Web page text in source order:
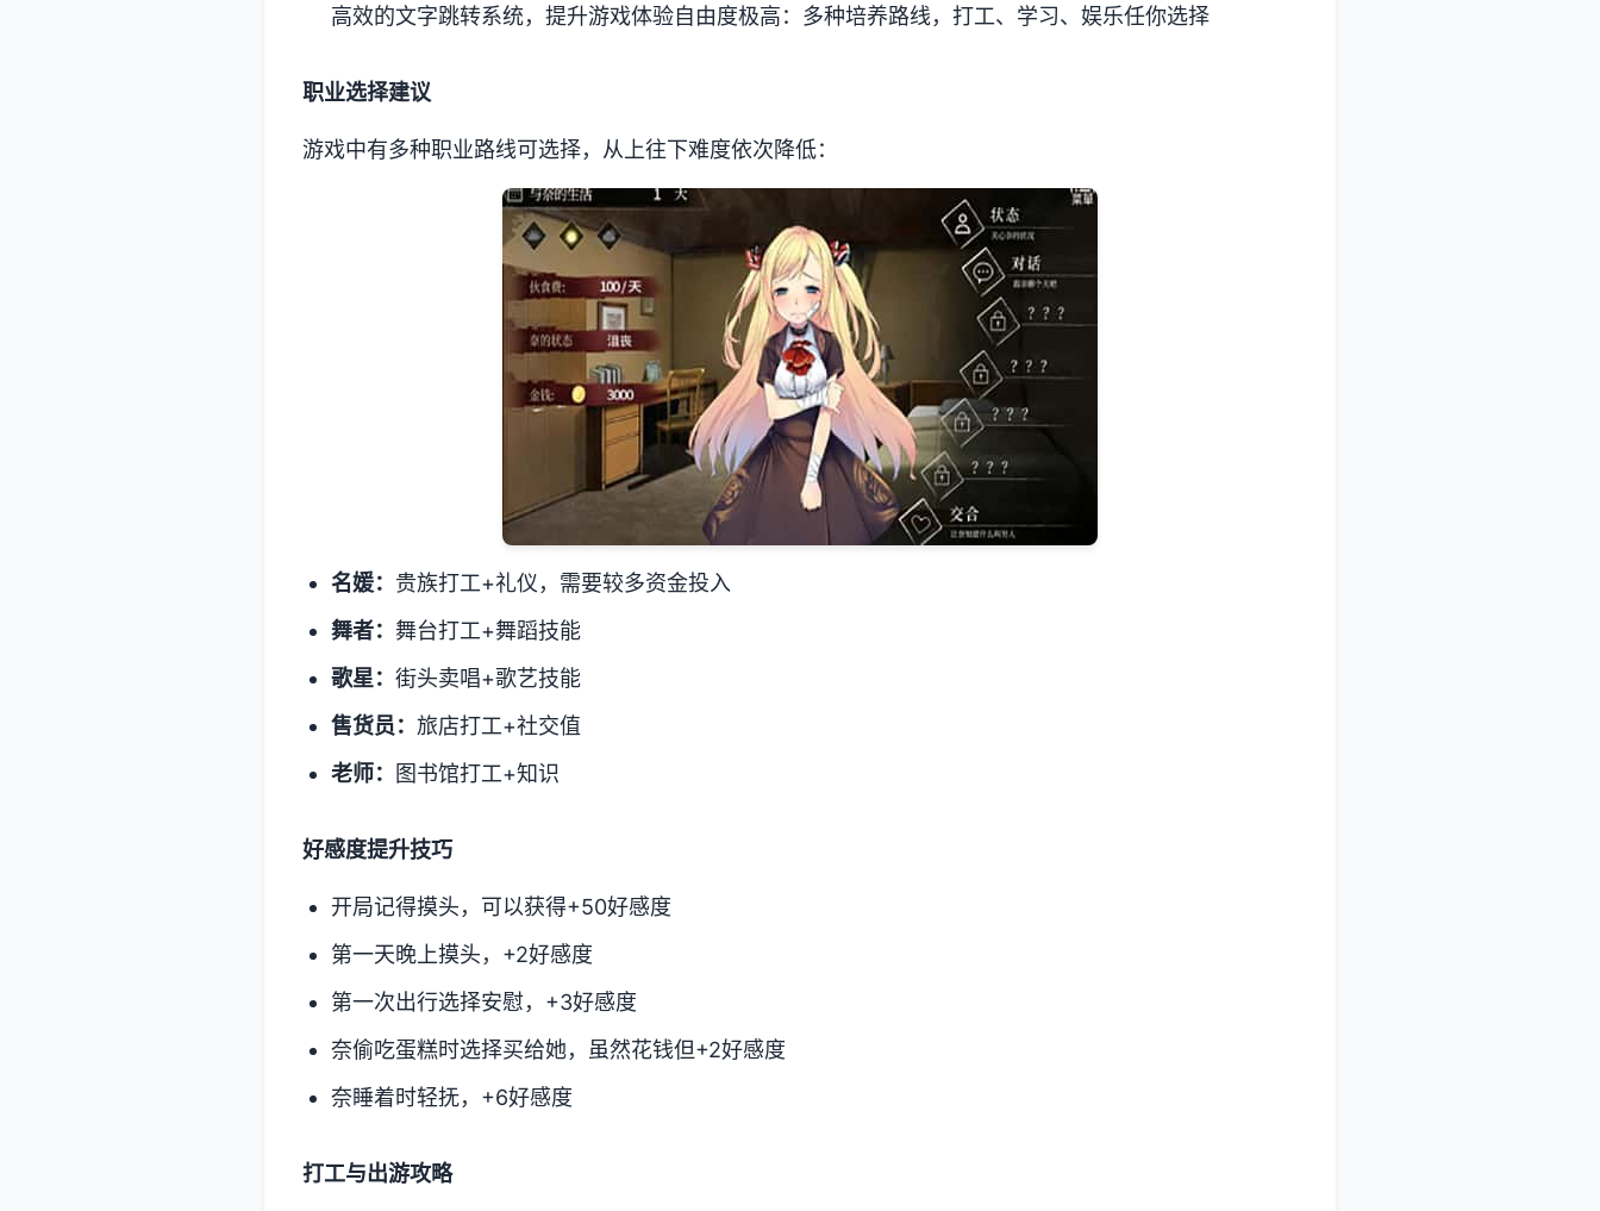
高效的文字跳转系统，提升游戏体验自由度极高：多种培养路线，打工、学习、娱乐任你选择
职业选择建议
游戏中有多种职业路线可选择，从上往下难度依次降低：
名媛： 贵族打工+礼仪，需要较多资金投入
舞者： 舞台打工+舞蹈技能
歌星： 街头卖唱+歌艺技能
售货员： 旅店打工+社交值
老师：
图书馆打工+知识
好感度提升技巧
开局记得摸头，可以获得+50好感度
第一天晚上摸头，+2好感度
第一次出行选择安慰，+3好感度
奈偷吃蛋糕时选择买给她，虽然花钱但+2好感度
奈睡着时轻抚，+6好感度
打工与出游攻略